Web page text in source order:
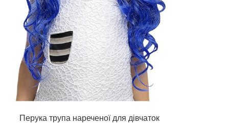
Перука трупа нареченої для дівчаток